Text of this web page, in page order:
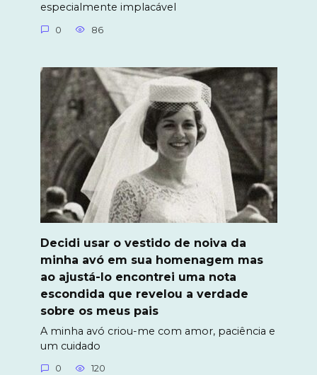
especialmente implacável
0 86
Decidi usar o vestido de noiva da
minha avó em sua homenagem mas
ao ajustá-lo encontrei uma nota
escondida que revelou a verdade
sobre os meus pais
A minha avó criou-me com amor, paciência e
um cuidado
0 120